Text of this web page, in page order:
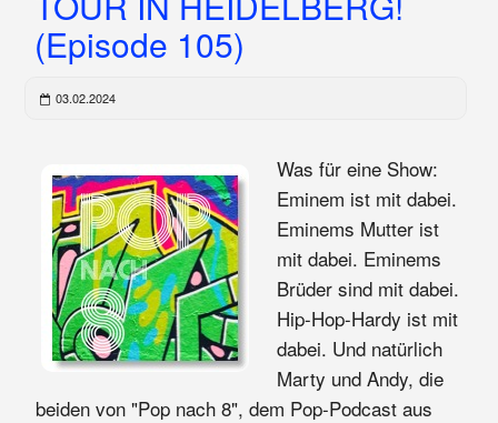
(Episode 105)
03.02.2024
Was für eine Show:
Eminem ist mit dabei.
Eminems Mutter ist
mit dabei. Eminems
Brüder sind mit dabei.
Hip-Hop-Hardy ist mit
dabei. Und natürlich
Marty und Andy, die
beiden von "Pop nach 8", dem Pop-Podcast aus